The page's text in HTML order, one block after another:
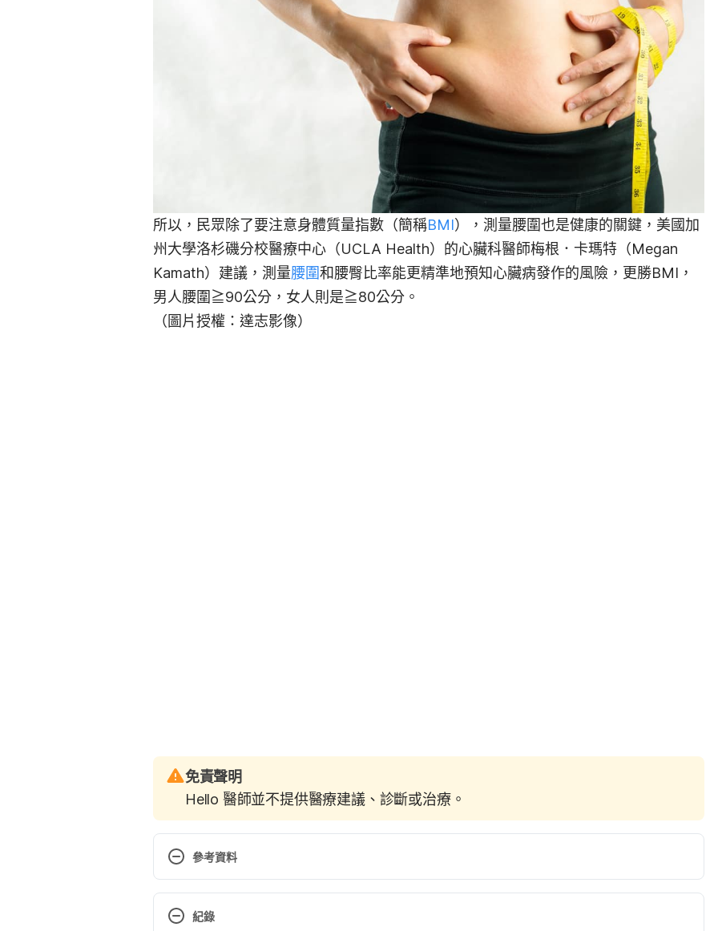
所以，民眾除了要注意身體質量指數（簡稱BMI），測量腰圍也是健康的關鍵，美國加
州大學洛杉磯分校醫療中心（UCLA Health）的心臟科醫師梅根．卡瑪特（Megan
Kamath）建議，測量腰圍和腰臀比率能更精準地預知心臟病發作的風險，更勝BMI，
男人腰圍≧90公分，女人則是≧80公分。
（圖片授權：達志影像）
免責聲明
Hello 醫師並不提供醫療建議、診斷或治療。
參考資料
heart-disease Accessed June 11, 2020.
紀錄